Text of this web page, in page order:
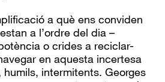
a què ens conviden
a l’ordre del dia –
o crides a reciclar-
en aquesta incertesa
intermitents. Georges